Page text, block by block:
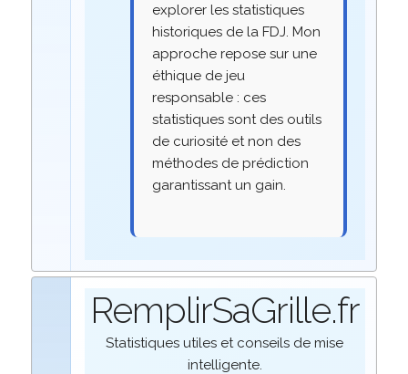
explorer les statistiques
historiques de la FDJ. Mon
approche repose sur une
éthique de jeu
responsable : ces
statistiques sont des outils
de curiosité et non des
méthodes de prédiction
garantissant un gain.
RemplirSaGrille.fr
Statistiques utiles et conseils de mise
intelligente.